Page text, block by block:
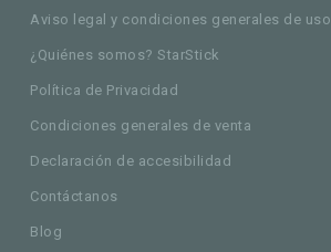
Aviso legal y condiciones generales de uso
¿Quiénes somos? StarStick
Política de Privacidad
Condiciones generales de venta
Declaración de accesibilidad
Contáctanos
Blog